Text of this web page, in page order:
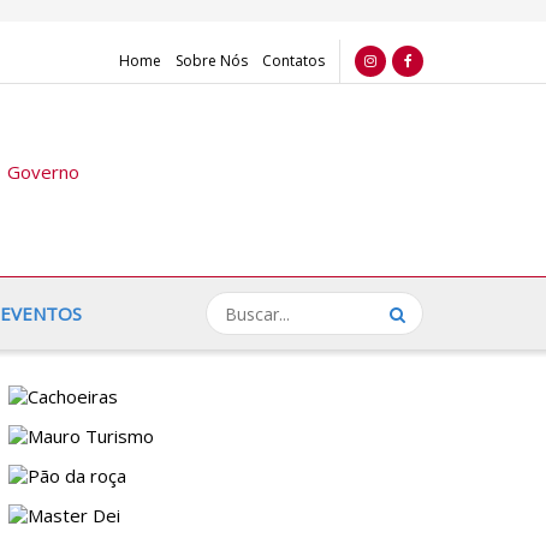
Home Sobre Nós Contatos
EVENTOS